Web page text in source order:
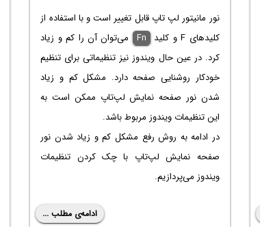
نور مانیتور لپ تاپ قابل تغییر است و با استفاده از
کلیدهای F و کلید
Fn
می‌توان آن را کم و زیاد
کرد. در عین حال ویندوز نیز تنظیماتی برای تنظیم
خودکار روشنایی صفحه دارد. مشکل کم و زیاد
شدن نور صفحه نمایش لپ‌تاپ ممکن است به
این تنظیمات ویندوز مربوط باشد.
در ادامه به روش رفع مشکل کم و زیاد شدن نور
صفحه نمایش لپ‌تاپ با چک کردن تنظیمات
ویندوز می‌پردازیم.
ادامه‌ی مطلب ...